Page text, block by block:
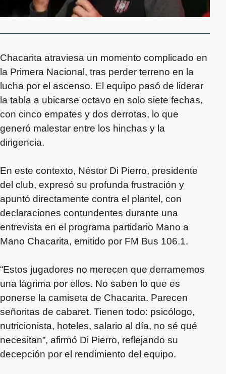
Chacarita atraviesa un momento complicado en
la Primera Nacional, tras perder terreno en la
lucha por el ascenso. El equipo pasó de liderar
la tabla a ubicarse octavo en solo siete fechas,
con cinco empates y dos derrotas, lo que
generó malestar entre los hinchas y la
dirigencia.
En este contexto, Néstor Di Pierro, presidente
del club, expresó su profunda frustración y
apuntó directamente contra el plantel, con
declaraciones contundentes durante una
entrevista en el programa partidario Mano a
Mano Chacarita, emitido por FM Bus 106.1.
“Estos jugadores no merecen que derramemos
una lágrima por ellos. No saben lo que es
ponerse la camiseta de Chacarita. Parecen
señoritas de cabaret. Tienen todo: psicólogo,
nutricionista, hoteles, salario al día, no sé qué
necesitan”, afirmó Di Pierro, reflejando su
decepción por el rendimiento del equipo.